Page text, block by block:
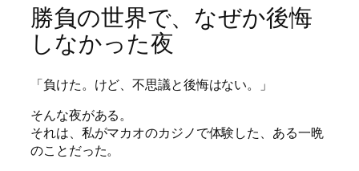
勝負の世界で、なぜか後悔
しなかった夜
「負けた。けど、不思議と後悔はない。」
そんな夜がある。
それは、私がマカオのカジノで体験した、ある一晩
のことだった。